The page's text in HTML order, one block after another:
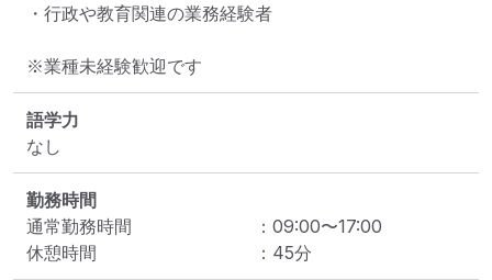
・行政や教育関連の業務経験者
※業種未経験歓迎です
語学力
なし
勤務時間
通常勤務時間
： 09:00〜17:00
休憩時間
： 45分